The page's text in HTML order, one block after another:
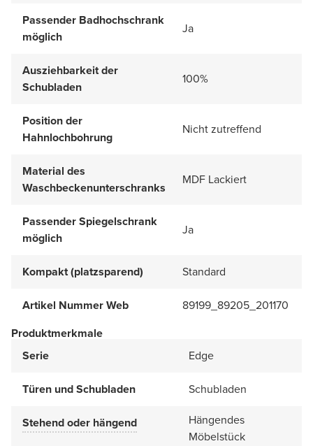
Passender Badhochschrank
möglich
Ja
Ausziehbarkeit der
Schubladen
100%
Position der
Hahnlochbohrung
Nicht zutreffend
Material des
Waschbeckenunterschranks
MDF Lackiert
Passender Spiegelschrank
möglich
Ja
Kompakt (platzsparend) Standard
Artikel Nummer Web
89199_89205_201170
Produktmerkmale
Serie
Edge
Türen und Schubladen Schubladen
Stehend oder hängend
Hängendes
Möbelstück